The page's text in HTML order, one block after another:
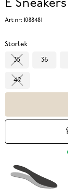
E Sneakers
Art nr: 1088481
Storlek
35 36
42